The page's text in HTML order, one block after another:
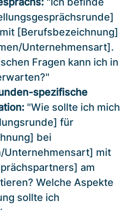
[Berufsbezeichnung]
Unternehmensart].
Fragen kann ich in
spezifische
"Wie sollte ich mich
für
bei
Unternehmensart] mit
am
Welche Aspekte
sollte ich